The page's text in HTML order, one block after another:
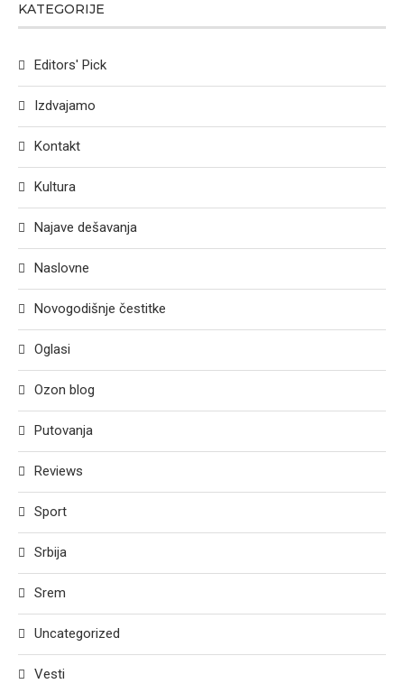
KATEGORIJE
Editors' Pick
Izdvajamo
Kontakt
Kultura
Najave dešavanja
Naslovne
Novogodišnje čestitke
Oglasi
Ozon blog
Putovanja
Reviews
Sport
Srbija
Srem
Uncategorized
Vesti